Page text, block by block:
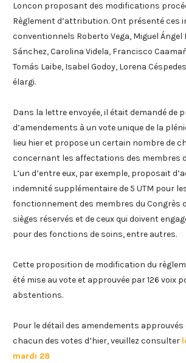
Loncon proposant des modifications
Règlement d’attribution. Ont présenté ces
conventionnels Roberto Vega, Miguel Ángel
Sánchez, Carolina Videla, Francisco
Tomás Laibe, Isabel Godoy, Lorena
élargi.
Dans la lettre envoyée, il était demandé de
d’amendements à un vote unique de la
lieu hier et propose un certain nombre de
concernant les affectations des membres
L’un d’entre eux, par exemple, proposait
indemnité supplémentaire de 5 UTM pour
fonctionnement des membres du Congrès
sièges réservés et de ceux qui doivent
pour des fonctions de soins, entre autres.
Cette proposition de modification du
été mise au vote et approuvée par 126 voix
abstentions.
Pour le détail des amendements
chacun des votes d’hier, veuillez consulter
mardi 28